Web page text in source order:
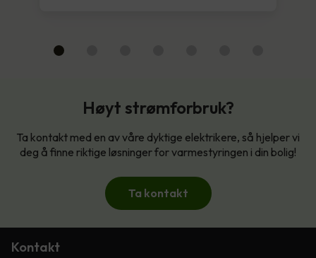
Høyt strømforbruk?
Ta kontakt med en av våre dyktige elektrikere, så hjelper vi
deg å finne riktige løsninger for varmestyringen i din bolig!
Ta kontakt
Kontakt